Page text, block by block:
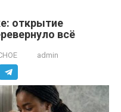
открытие
всё
admin